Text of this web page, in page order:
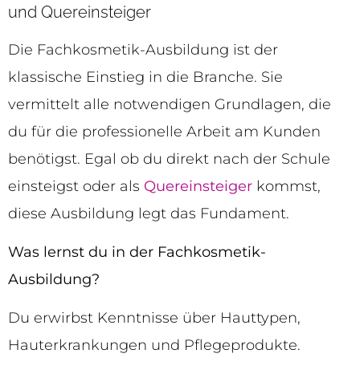
und Quereinsteiger
Die Fachkosmetik-Ausbildung ist der
klassische Einstieg in die Branche. Sie
vermittelt alle notwendigen Grundlagen, die
du für die professionelle Arbeit am Kunden
benötigst. Egal ob du direkt nach der Schule
einsteigst oder als Quereinsteiger kommst,
diese Ausbildung legt das Fundament.
Was lernst du in der Fachkosmetik-
Ausbildung?
Du erwirbst Kenntnisse über Hauttypen,
Hauterkrankungen und Pflegeprodukte.